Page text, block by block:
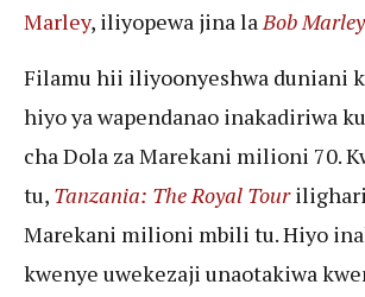
Marley, iliyopewa jina laBob
Filamu hii iliyoonyeshwa duniani
hiyo ya wapendanao inakadiriwa
cha Dola za Marekani milioni 70.
tu, Tanzania: The Royal Tour
Marekani milioni mbili tu. Hiyo
kwenye uwekezaji unaotakiwa